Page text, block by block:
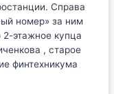
Справа
номер» за ним
2-этажное купца
, старое
финтехникума